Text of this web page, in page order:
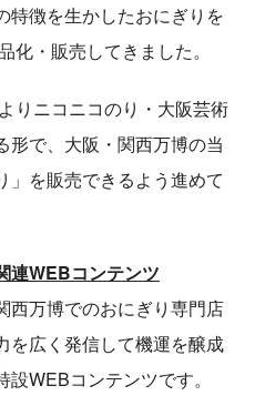
特徴を生かしたおにぎりを
化・販売してきました。
りニコニコのり・大阪芸術
形で、大阪・関西万博の当
」を販売できるよう進めて
連WEBコンテンツ
西万博でのおにぎり専門店
を広く発信して機運を醸成
WEBコンテンツです。